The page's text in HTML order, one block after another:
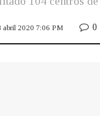
abril 2020 7:06 PM 0